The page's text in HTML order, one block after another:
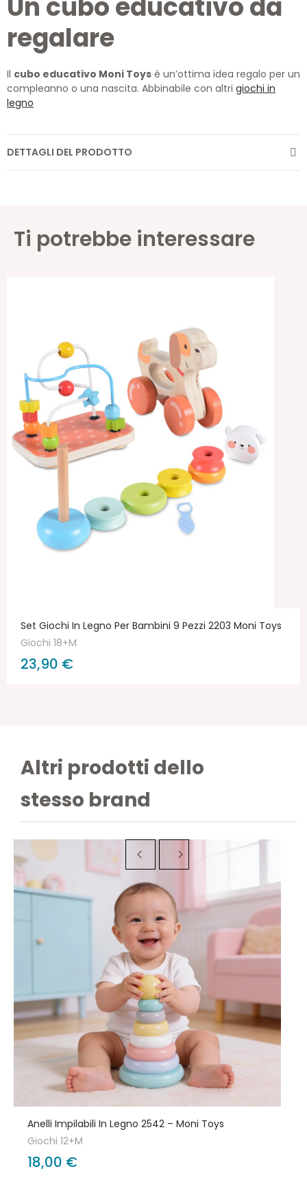
Un cubo educativo da
regalare
Il cubo educativo Moni Toys è un’ottima idea regalo per un
compleanno o una nascita. Abbinabile con altri giochi in
legno
DETTAGLI DEL PRODOTTO
Ti potrebbe interessare
Set Giochi In Legno Per Bambini 9 Pezzi 2203 Moni Toys
Giochi 18+M
23,90 €
Altri prodotti dello
stesso brand
Anelli Impilabili In Legno 2542 – Moni Toys
Giochi 12+M
18,00 €